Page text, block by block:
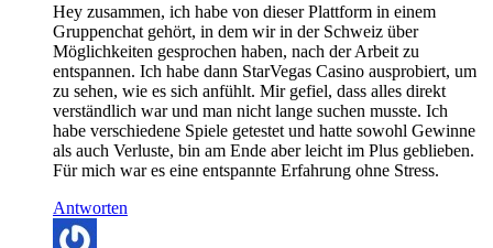
Hey zusammen, ich habe von dieser Plattform in einem
Gruppenchat gehört, in dem wir in der Schweiz über
Möglichkeiten gesprochen haben, nach der Arbeit zu
entspannen. Ich habe dann StarVegas Casino ausprobiert, um
zu sehen, wie es sich anfühlt. Mir gefiel, dass alles direkt
verständlich war und man nicht lange suchen musste. Ich
habe verschiedene Spiele getestet und hatte sowohl Gewinne
als auch Verluste, bin am Ende aber leicht im Plus geblieben.
Für mich war es eine entspannte Erfahrung ohne Stress.
Antworten